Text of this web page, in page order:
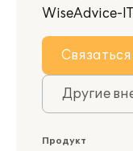
WiseAdvice-IT
Связаться
Другие
Продукт